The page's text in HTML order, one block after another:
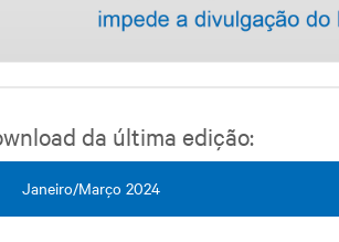
da última edição:
Janeiro/Março 2024